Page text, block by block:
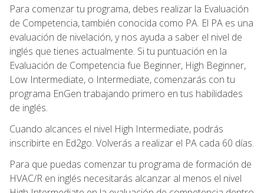
Para comenzar tu programa, debes realizar la Evaluación
de Competencia, también conocida como PA. El PA es una
evaluación de nivelación, y nos ayuda a saber el nivel de
inglés que tienes actualmente. Si tu puntuación en la
Evaluación de Competencia fue Beginner, High Beginner,
Low Intermediate, o Intermediate, comenzarás con tu
programa EnGen trabajando primero en tus habilidades
de inglés.
Cuando alcances el nivel High Intermediate, podrás
inscribirte en Ed2go. Volverás a realizar el PA cada 60 días.
Para que puedas comenzar tu programa de formación de
HVAC/R en inglés necesitarás alcanzar al menos el nivel